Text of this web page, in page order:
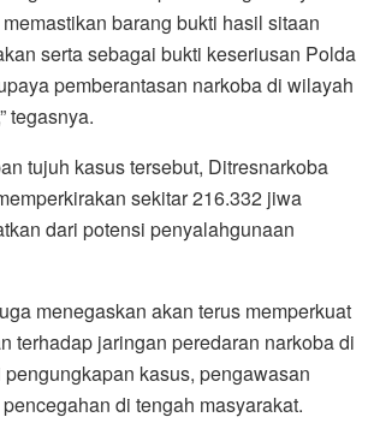
barang bukti hasil sitaan
serta sebagai bukti keseriusan Polda
pemberantasan narkoba di wilayah
tegasnya.
tujuh kasus tersebut, Ditresnarkoba
sekitar 216.332 jiwa
dari potensi penyalahgunaan
menegaskan akan terus memperkuat
terhadap jaringan peredaran narkoba di
kasus, pengawasan
di tengah masyarakat.